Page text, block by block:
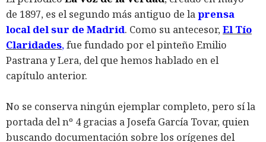
de 1897, es el segundo más antiguo de laprensa
local del sur de Madrid. Como su antecesor,El Tío
Claridades,fue fundado por el pinteño Emilio
Pastrana y Lera, del que hemos hablado en el
capítulo anterior.
No se conserva ningún ejemplar completo, pero sí la
portada del nº 4 gracias a Josefa García Tovar, quien
buscando documentación sobre los orígenes del